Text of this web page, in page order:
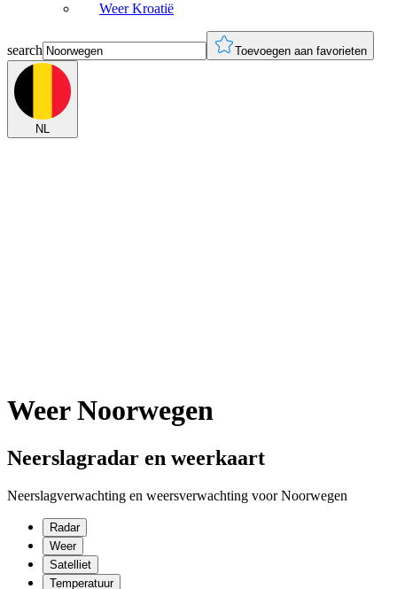
Weer Kroatië
search Toevoegen aan favorieten
NL
Weer Noorwegen
Neerslagradar en weerkaart
Neerslagverwachting en weersverwachting voor Noorwegen
Radar
Weer
Satelliet
Temperatuur